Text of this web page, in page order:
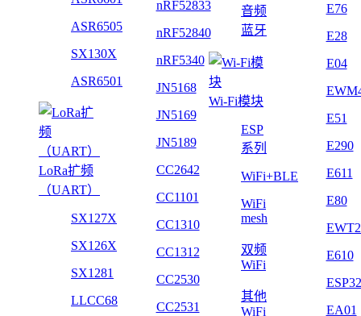
ASR6505
SX130X
ASR6501
LoRa扩频
（UART）
SX127X
SX126X
SX1281
LLCC68
nRF52833
nRF52840
nRF5340
JN5168
JN5169
JN5189
CC2642
CC1101
CC1310
CC1312
CC2530
CC2531
音频
蓝牙
Wi-Fi模块
ESP
系列
WiFi+BLE
WiFi
mesh
双频
WiFi
其他
WiFi
E76
E28
E04
E51
E290
E611
E80
E610
ESP32
EA01